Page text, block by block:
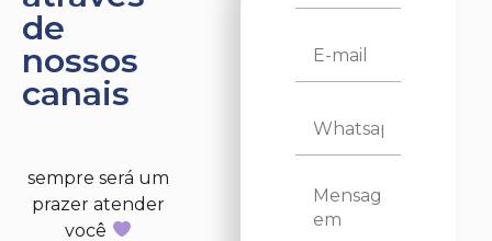
de
nossos
canais
sempre será um
prazer atender
você